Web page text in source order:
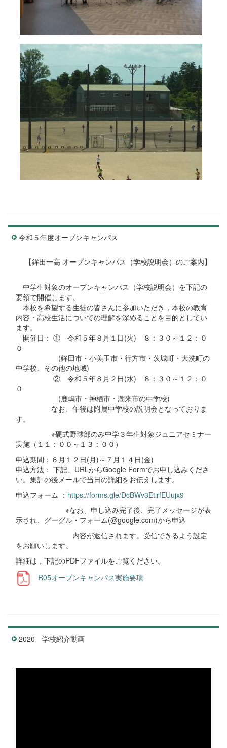
令和５年度オープンキャンパス
【鉾田一高 オープンキャンパス（学校説明会）のご案内】
中学生対象のオープンキャンパス（学校説明会）を下記の
要領で開催します。
本校を希望する生徒の皆さんに参加いただき，本校の教育
内容・高校生活についての理解を深めることを目的としてい
ます。
開催日： ① 令和５年８月１日(火) ８：３０～１２：０
０
(鉾田市・小美玉市・行方市・茨城町・大洗町の
中学校、その他の地域)
② 令和５年８月２日(水) ８：３０～１２：０
０
(鹿嶋市・神栖市・潮来市の中学校)
なお、午後は附属中学校の説明会となっておりま
す。
※硬式野球部のみ中学３年生対象ジュニアセミナー
実施（１１：００～１３：００）
申込期間：６月１２日(月)～７月１４日(金)
申込方法： 下記、URLからGoogle Formでお申し込みくださ
い。集計の後メールで当日の詳細をお伝えします。
申込フォーム ： https://forms.gle/DcBWv3EtirfEUujx9
※なお、申し込み完了後、完了メッセージが表
示され、グーグル・フォーム(@google.com)から申込
内容が返信されます。受信できるよう設定
をお願いします。
詳細は，下記のPDFファイルをご覧ください。
R05オープンキャンパス実施要項
2020 学校紹介動画